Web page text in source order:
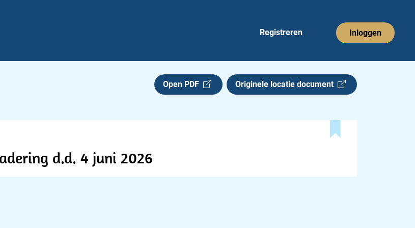
Registreren Inloggen
Open PDF Originele locatie document
d.d. 4 juni 2026